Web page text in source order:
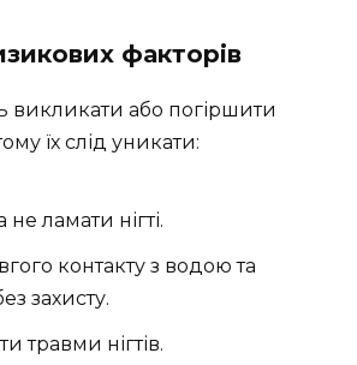
факторів
викликати або погіршити
їх слід уникати:
ламати нігті.
контакту з водою та
захисту.
травми нігтів.